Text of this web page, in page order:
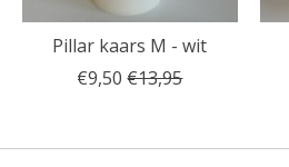
Pillar kaars M - wit
€9,50 €13,95